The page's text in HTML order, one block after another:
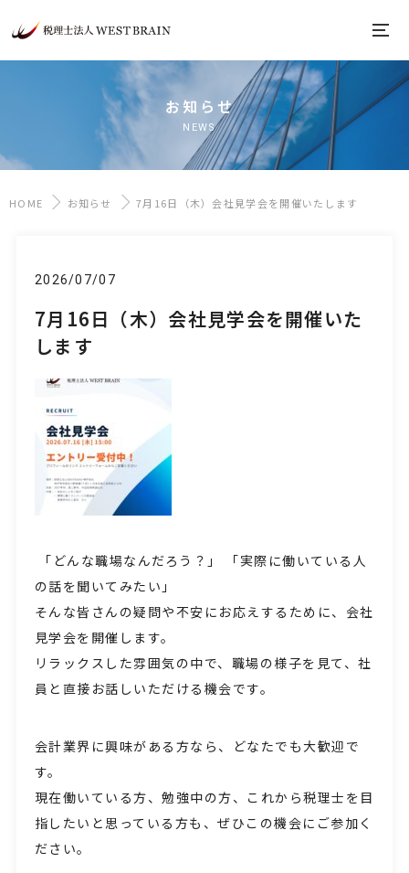
お知らせ
NEWS
HOME お知らせ 7月16日（木）会社見学会を開催いたします
2026/07/07
7月16日（木）会社見学会を開催いた
します
「どんな職場なんだろう？」 「実際に働いている人
の話を聞いてみたい」
そんな皆さんの疑問や不安にお応えするために、会社
見学会を開催します。
リラックスした雰囲気の中で、職場の様子を見て、社
員と直接お話しいただける機会です。
会計業界に興味がある方なら、どなたでも大歓迎で
す。
現在働いている方、勉強中の方、これから税理士を目
指したいと思っている方も、ぜひこの機会にご参加く
ださい。